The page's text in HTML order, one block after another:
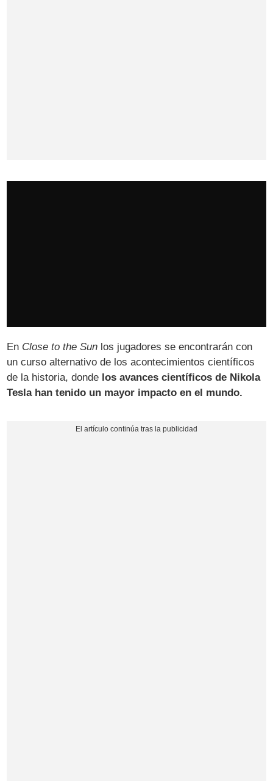
En Close to the Sun los jugadores se encontrarán con
un curso alternativo de los acontecimientos científicos
de la historia, donde los avances científicos de Nikola
Tesla han tenido un mayor impacto en el mundo.